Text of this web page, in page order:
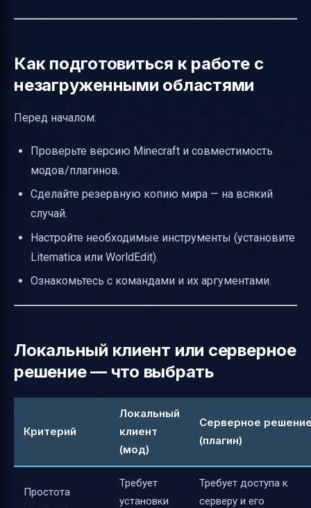
Как подготовиться к работе с
незагруженными областями
Перед началом:
Проверьте версию Minecraft и совместимость
модов/плагинов.
Сделайте резервную копию мира — на всякий
случай.
Настройте необходимые инструменты (установите
Litematica или WorldEdit).
Ознакомьтесь с командами и их аргументами.
Локальный клиент или серверное
решение — что выбрать
Критерий
Локальный
клиент
(мод)
Серверное
(плагин)
Простота
Требует
установки
Требует доступа к
серверу и его